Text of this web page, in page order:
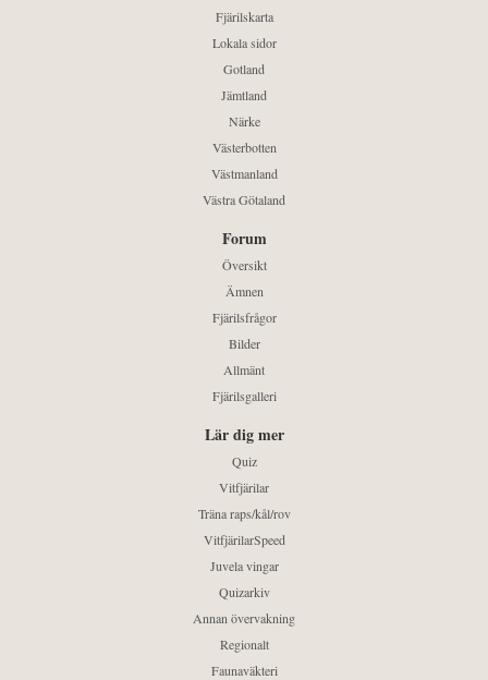
Fjärilskarta
Lokala sidor
Gotland
Jämtland
Närke
Västerbotten
Västmanland
Västra Götaland
Forum
Översikt
Ämnen
Fjärilsfrågor
Bilder
Allmänt
Fjärilsgalleri
Lär dig mer
Quiz
Vitfjärilar
Träna raps/kål/rov
VitfjärilarSpeed
Juvela vingar
Quizarkiv
Annan övervakning
Regionalt
Faunaväkteri